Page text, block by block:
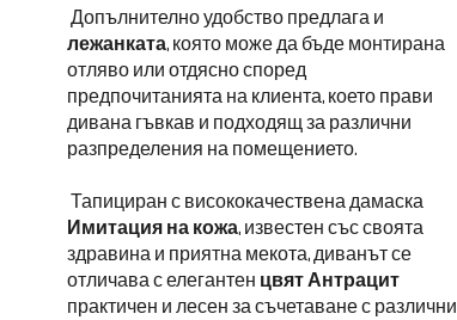
Допълнително удобство предлага и
лежанката, която може да бъде монтирана
отляво или отдясно според
предпочитанията на клиента, което прави
дивана гъвкав и подходящ за различни
разпределения на помещението.
Тапициран с висококачествена дамаска
Имитация на кожа, известен със своята
здравина и приятна мекота, диванът се
отличава с елегантен цвят Антрацит
практичен и лесен за съчетаване с различни